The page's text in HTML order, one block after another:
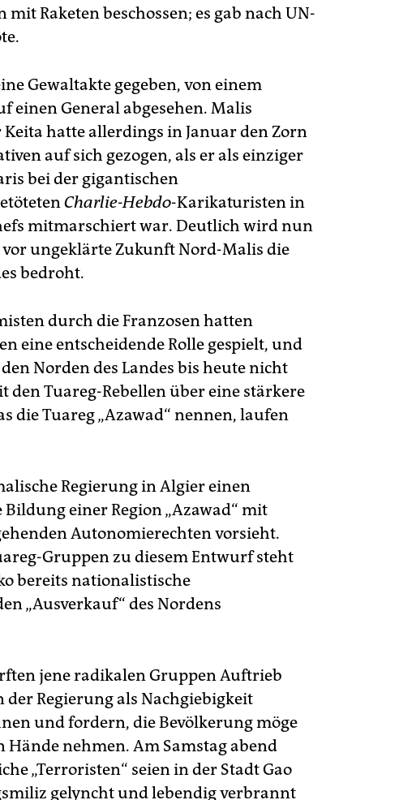
Raketen beschossen; es gab nach UN-
Gewaltakte gegeben, von einem
einen General abgesehen. Malis
hatte allerdings in Januar den Zorn
auf sich gezogen, als er als einziger
bei der gigantischen
Charlie-Hebdo-Karikaturisten in
mitmarschiert war. Deutlich wird nun
vor ungeklärte Zukunft Nord-Malis die
bedroht.
durch die Franzosen hatten
eine entscheidende Rolle gespielt, und
Norden des Landes bis heute nicht
Tuareg-Rebellen über eine stärkere
die Tuareg „Azawad“ nennen, laufen
Regierung in Algier einen
einer Region „Azawad“ mit
Autonomierechten vorsieht.
Gruppen zu diesem Entwurf steht
bereits nationalistische
„Ausverkauf“ des Nordens
jene radikalen Gruppen Auftrieb
der Regierung als Nachgiebigkeit
und fordern, die Bevölkerung möge
nehmen. Am Samstag abend
„Terroristen“ seien in der Stadt Gao
gelyncht und lebendig verbrannt